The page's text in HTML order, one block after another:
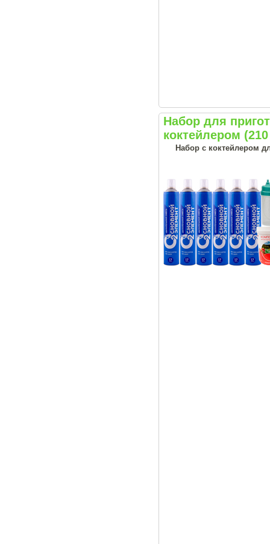
Набор для
коктейлером
Набор с коктейлером